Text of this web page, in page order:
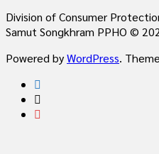
Division of Consumer
Samut Songkhram PPHO ©
Powered byWordPress.